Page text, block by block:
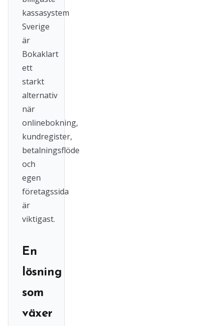
kassasystem
Sverige
är
Bokaklart
ett
starkt
alternativ
när
onlinebokning,
kundregister,
betalningsflöde
och
egen
företagssida
är
viktigast.
En
lösning
som
växer